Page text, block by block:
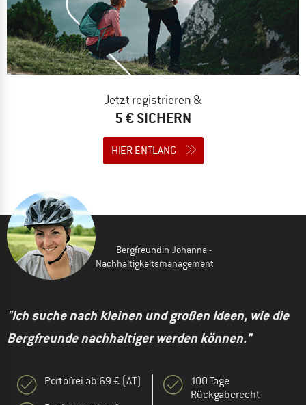
Jetzt registrieren &
5 € SICHERN
HIER ENTLANG
Bergfreundin Johanna -
Nachhaltigkeitsmanagement
"Ich suche nach kleinen und großen Ideen, wie die
Bergfreunde nachhaltiger werden können."
Portofrei ab 69 € (AT)
100 Tage
Rückgaberecht